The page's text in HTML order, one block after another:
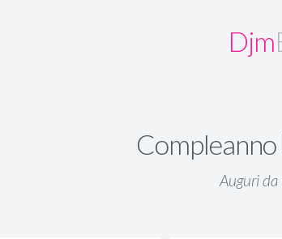
Djm
Auguri